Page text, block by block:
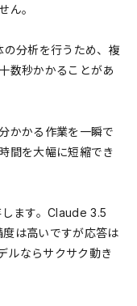
ん。
分析を行うため、複
数秒かかることがあ
かかる作業を一瞬で
間を大幅に短縮でき
ます。Claude 3.5
は高いですが応答は
ルならサクサク動き